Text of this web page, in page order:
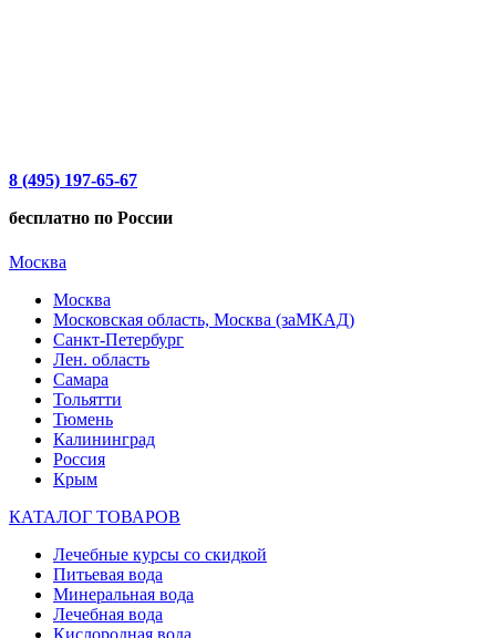
8 (495) 197-65-67
бесплатно по России
Москва
Москва
Московская область, Москва (заМКАД)
Санкт-Петербург
Лен. область
Самара
Тольятти
Тюмень
Калининград
Россия
Крым
КАТАЛОГ ТОВАРОВ
Лечебные курсы со скидкой
Питьевая вода
Минеральная вода
Лечебная вода
Кислородная вода